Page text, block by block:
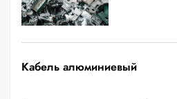
Кабель алюминиевый